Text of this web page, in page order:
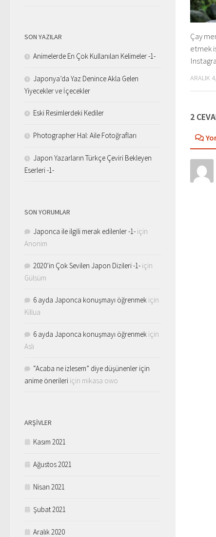
Çay
etmek
ARALIK
2
SON YAZILAR
Animelerde En Çok Kullanılan Kelimeler -1-
Japonya’da Yaz Denince Akla Gelen
Yiyecekler ve İçecekler
Eski Resimlerdeki Kediler
Photographer Hal: Aile Fotoğrafları
Japon Yazarların Türkçe Çeviri Bekleyen
Eserleri -1-
SON YORUMLAR
Japonca ile ilgili merak edilenler -1- için
Anonim
2020’in Çok Sevilen Japon Dizileri -1- için
Gülsüm
6 ayda Japonca konuşmayı öğrenmek için
Killua
6 ayda Japonca konuşmayı öğrenmek için
Aslı
“Acaba ne izlesem” diye düşünenler için
anime önerileri için mikasa owo
ARŞIVLER
Kasım 2021
Ağustos 2021
Nisan 2021
Şubat 2021
Aralık 2020